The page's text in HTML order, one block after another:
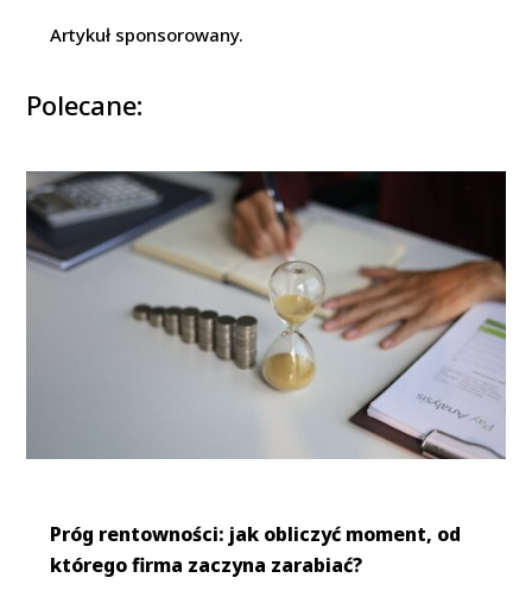
Artykuł sponsorowany.
Polecane:
Próg rentowności: jak obliczyć moment, od
którego firma zaczyna zarabiać?